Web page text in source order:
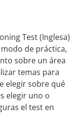
Test (Inglesa)
de práctica,
sobre un área
temas para
elegir sobre qué
elegir uno o
el test en